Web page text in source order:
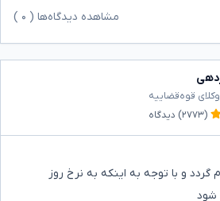
مشاهده دیدگاه‌ها ( ۰
قوه‌قضاییه
(۲۷۷۳) دیدگاه
گردد و با توجه به اینکه به نرخ روز
شود